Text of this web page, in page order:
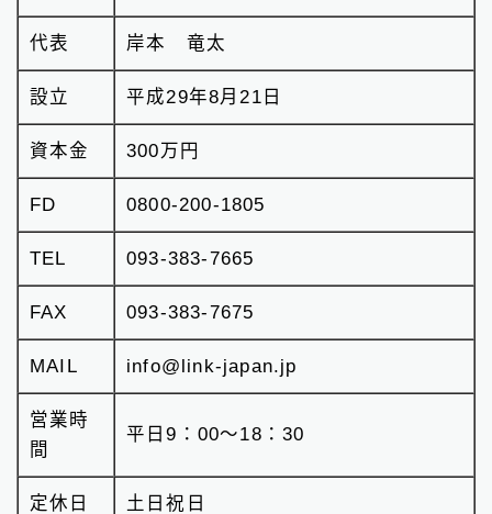
代表 岸本 竜太
設立 平成29年8月21日
資本金 300万円
FD 0800-200-1805
TEL 093-383-7665
FAX 093-383-7675
MAIL info@link-japan.jp
営業時
間
平日9：00〜18：30
定休日 土日祝日